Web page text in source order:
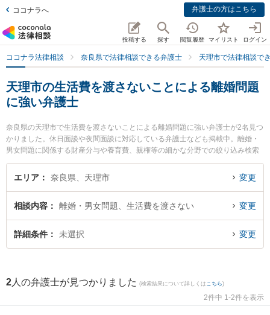
ココナラへ 弁護士の方はこちら
投稿する 探す 閲覧履歴 マイリスト ログイン
ココナラ法律相談 奈良県で法律相談できる弁護士 天理市で法律相談で
天理市の生活費を渡さないことによる離婚問題
に強い弁護士
奈良県の天理市で生活費を渡さないことによる離婚問題に強い弁護士が2名見つ
かりました。休日面談や夜間面談に対応している弁護士なども掲載中。離婚・
男女問題に関係する財産分与や養育費、親権等の細かな分野での絞り込み検索
もでき便利です。特にフジイ法律事務所の藤井 茂久弁護士やフジイ法律事務所
の加見 旬嗣弁護士のプロフィール情報や弁護士費用、強みなどが注目されてい
婚問題のトラブル解決の実績豊富な近くの弁護士を検索したい』『初回相談無
料で生活費を渡さないことによる離婚問題を法律相談できる天理市内の弁護士
に相談予約したい』などでお困りの相談者さんにおすすめです。
エリア 奈良県、天理市 変更
相談内容 離婚・男女問題、生活費を渡さない 変更
詳細条件 未選択 変更
2 人の弁護士が見つかりました (検索結果について詳しくは こちら)
2件中 1-2件を表示